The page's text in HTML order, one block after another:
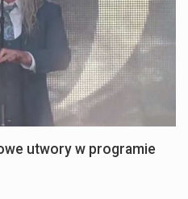
utwory w programie